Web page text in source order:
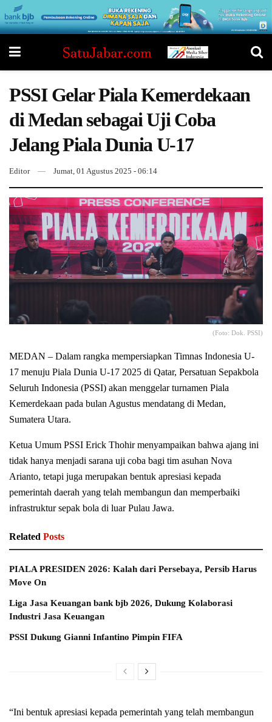
PSSI Gelar Piala Kemerdekaan
di Medan sebagai Uji Coba
Jelang Piala Dunia U-17
Editor Jumat, 01 Agustus 2025 - 06:14
(Foto: Dok. PSSI)
MEDAN – Dalam rangka mempersiapkan Timnas Indonesia U-
17 menuju Piala Dunia U-17 2025 di Qatar, Persatuan Sepakbola
Seluruh Indonesia (PSSI) akan menggelar turnamen Piala
Kemerdekaan pada bulan Agustus mendatang di Medan,
Sumatera Utara.
Ketua Umum PSSI Erick Thohir menyampaikan bahwa ajang ini
tidak hanya menjadi sarana uji coba bagi tim asuhan Nova
Arianto, tetapi juga merupakan bentuk apresiasi kepada
pemerintah daerah yang telah membangun dan memperbaiki
infrastruktur sepak bola di luar Pulau Jawa.
Related Posts
PIALA PRESIDEN 2026: Kalah dari Persebaya, Persib Harus
Move On
Liga Jasa Keuangan bank bjb 2026, Dukung Kolaborasi
Industri Jasa Keuangan
PSSI Dukung Gianni Infantino Pimpin FIFA
“Ini bentuk apresiasi kepada pemerintah yang telah membangun